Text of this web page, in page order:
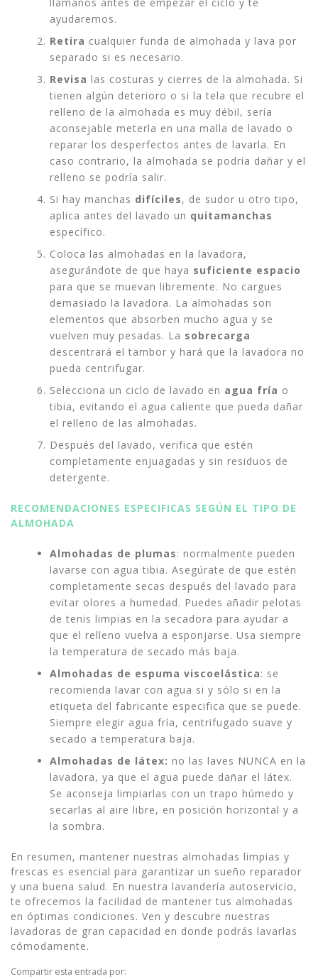
ayudaremos.
Retira cualquier funda de almohada y lava por
separado si es necesario.
Revisa las costuras y cierres de la almohada. Si
tienen algún deterioro o si la tela que recubre el
relleno de la almohada es muy débil, sería
aconsejable meterla en una malla de lavado o
reparar los desperfectos antes de lavarla. En
caso contrario, la almohada se podría dañar y el
relleno se podría salir.
Si hay manchas difíciles, de sudor u otro tipo,
aplica antes del lavado un quitamanchas
específico.
Coloca las almohadas en la lavadora,
asegurándote de que haya suficiente espacio
para que se muevan libremente. No cargues
demasiado la lavadora. La almohadas son
elementos que absorben mucho agua y se
vuelven muy pesadas. La sobrecarga
descentrará el tambor y hará que la lavadora no
pueda centrifugar.
Selecciona un ciclo de lavado en agua fría o
tibia, evitando el agua caliente que pueda dañar
el relleno de las almohadas.
Después del lavado, verifica que estén
completamente enjuagadas y sin residuos de
detergente.
RECOMENDACIONES ESPECIFICAS SEGÚN EL TIPO DE
ALMOHADA
Almohadas de plumas: normalmente pueden
lavarse con agua tibia. Asegúrate de que estén
completamente secas después del lavado para
evitar olores a humedad. Puedes añadir pelotas
de tenis limpias en la secadora para ayudar a
que el relleno vuelva a esponjarse. Usa siempre
la temperatura de secado más baja.
Almohadas de espuma viscoelástica: se
recomienda lavar con agua si y sólo si en la
etiqueta del fabricante especifica que se puede.
Siempre elegir agua fría, centrifugado suave y
secado a temperatura baja.
Almohadas de látex: no las laves NUNCA en la
lavadora, ya que el agua puede dañar el látex.
Se aconseja limpiarlas con un trapo húmedo y
secarlas al aire libre, en posición horizontal y a
la sombra.
En resumen, mantener nuestras almohadas limpias y
frescas es esencial para garantizar un sueño reparador
y una buena salud. En nuestra lavandería autoservicio,
te ofrecemos la facilidad de mantener tus almohadas
en óptimas condiciones. Ven y descubre nuestras
lavadoras de gran capacidad en donde podrás lavarlas
cómodamente.
Compartir esta entrada por: